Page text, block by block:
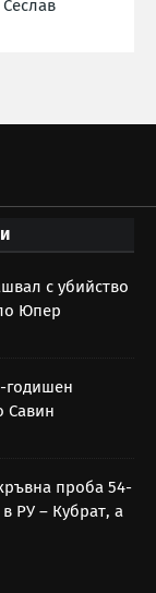
с убийство
Юпер
годишен
Савин
проба 54-
РУ – Кубрат, а